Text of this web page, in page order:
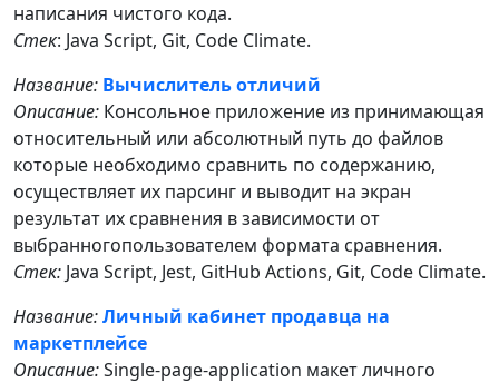
написания чистого кода.
Стек: Java Script, Git, Code Climate.
Название: Вычислитель отличий
Описание: Консольное приложение из принимающая
относительный или абсолютный путь до файлов
которые необходимо сравнить по содержанию,
осуществляет их парсинг и выводит на экран
результат их сравнения в зависимости от
выбранногопользователем формата сравнения.
Стек: Java Script, Jest, GitHub Actions, Git, Code Climate.
Название:Личный кабинет продавца на
маркетплейсе
Описание:Single-page-application макет личного